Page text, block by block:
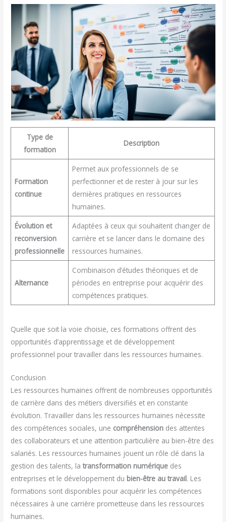
Type de
formation
Description
Formation
continue
Permet aux professionnels de se
perfectionner et de rester à jour sur les
dernières pratiques en ressources
humaines.
Évolution et
reconversion
professionnelle
Adaptées à ceux qui souhaitent changer de
carrière et se lancer dans le domaine des
ressources humaines.
Alternance
Combinaison d’études théoriques et de
périodes en entreprise pour acquérir des
compétences pratiques.
Quelle que soit la voie choisie, ces formations offrent des
opportunités d’apprentissage et de développement
professionnel pour travailler dans les ressources humaines.
Conclusion
Les ressources humaines offrent de nombreuses opportunités
de carrière dans des métiers diversifiés et en constante
évolution. Travailler dans les ressources humaines nécessite
des compétences sociales, une compréhension des attentes
des collaborateurs et une attention particulière au bien-être des
salariés. Les ressources humaines jouent un rôle clé dans la
gestion des talents, latransformation numérique des
entreprises et le développement du bien-être au travail. Les
formations sont disponibles pour acquérir les compétences
nécessaires à une carrière prometteuse dans les ressources
humaines.